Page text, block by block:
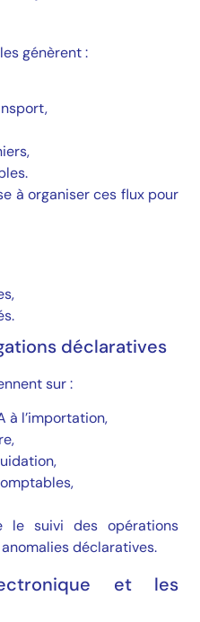
génèrent :
à organiser ces flux pour
déclaratives
sur :
à l’importation,
le suivi des opérations
déclaratives.
et les